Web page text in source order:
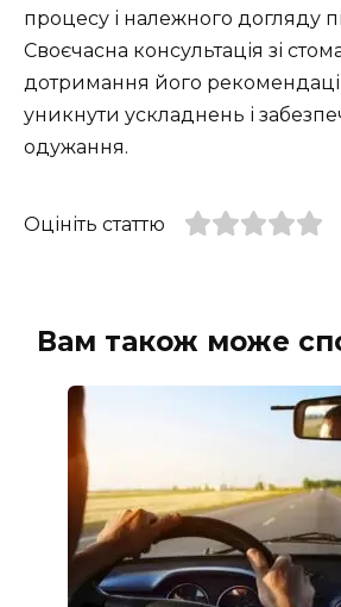
процесу і належного догляду
Своєчасна консультація зі
дотримання його
уникнути ускладнень і
одужання.
Оцініть статтю
Вам також може